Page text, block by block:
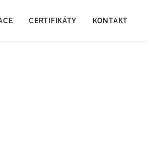
CERTIFIKÁTY KONTAKT